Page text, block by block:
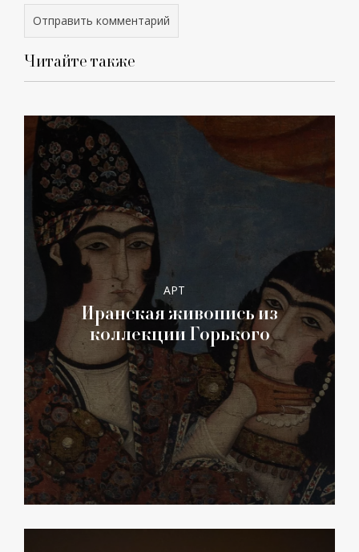
Читайте также
АРТ
Иранская живопись из
коллекции Горького